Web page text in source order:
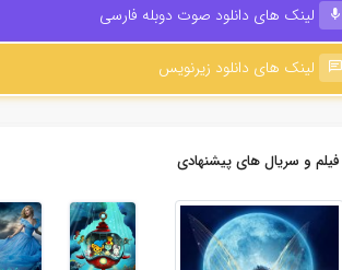
لینک های دانلود صوت دوبله فارسی
لینک های دانلود زیرنویس
فیلم و سریال های پیشنهادی